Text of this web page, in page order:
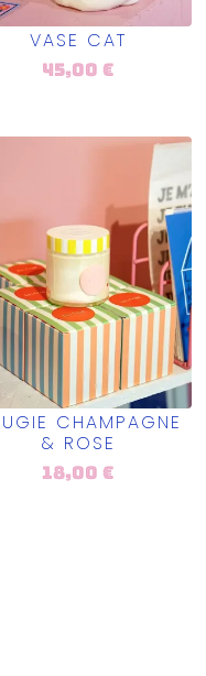
VASE CAT
45,00€
CHAMPAGNE
& ROSE
18,00€